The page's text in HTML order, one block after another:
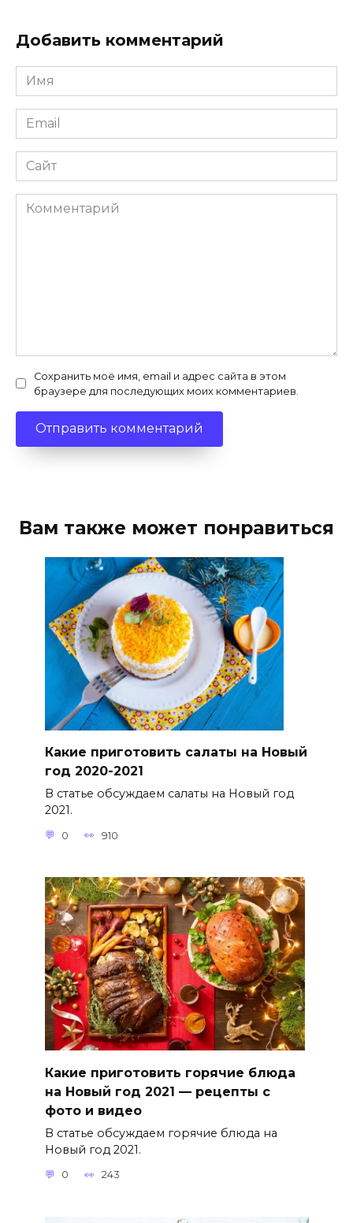
Добавить комментарий
Имя
Email
Сайт
Комментарий
Сохранить моё имя, email и адрес сайта в этом
браузере для последующих моих комментариев.
Вам также может понравиться
Какие приготовить салаты на Новый
год 2020-2021
В статье обсуждаем салаты на Новый год
2021.
0 910
Какие приготовить горячие блюда
на Новый год 2021 — рецепты с
фото и видео
В статье обсуждаем горячие блюда на
Новый год 2021.
0 243